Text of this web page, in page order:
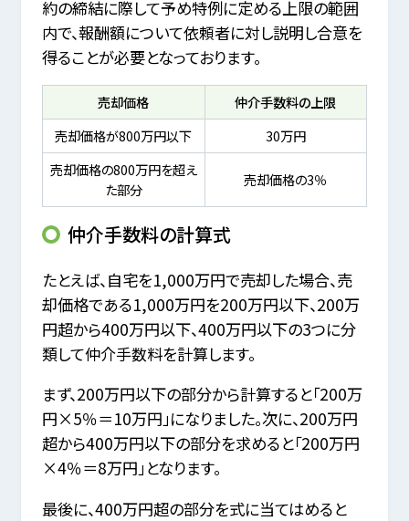
約の締結に際して予め特例に定める上限の範囲
内で、報酬額について依頼者に対し説明し合意を
得ることが必要となっております。
売却価格
仲介手数料の上限
売却価格が800万円以下
30万円
売却価格の800万円を超え
た部分
売却価格の3％
仲介手数料の計算式
たとえば、自宅を1,000万円で売却した場合、売
却価格である1,000万円を200万円以下、200万
円超から400万円以下、400万円以下の3つに分
類して仲介手数料を計算します。
まず、200万円以下の部分から計算すると「200万
円×5％＝10万円」になりました。次に、200万円
超から400万円以下の部分を求めると「200万円
×4％＝8万円」となります。
最後に、400万円超の部分を式に当てはめると